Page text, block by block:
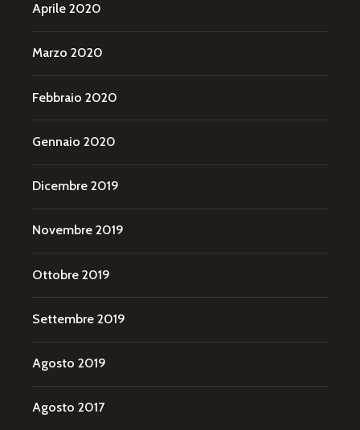
Aprile 2020
Marzo 2020
Febbraio 2020
Gennaio 2020
Dicembre 2019
Novembre 2019
Ottobre 2019
Settembre 2019
Agosto 2019
Agosto 2017